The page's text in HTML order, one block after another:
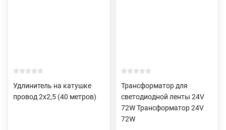
Удлинитель на катушке
провод 2х2,5 (40 метров)
Трансформатор для
светодиодной ленты 24V
72W Трансформатор 24V
72W